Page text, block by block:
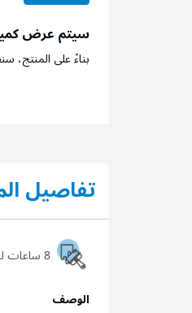
سيتم عرض كمية
بناءً على المنتج،
تفاصيل
8 ساعات لطلاء الطبقة الثانية
الوصف